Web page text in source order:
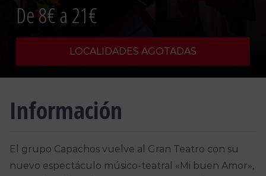
De 8€ a 21€
LOCALIDADES AGOTADAS
Información
El grupo Capachos vuelve al Gran Teatro con su
nuevo espectáculo músico-teatral «Mi buen Amor»,